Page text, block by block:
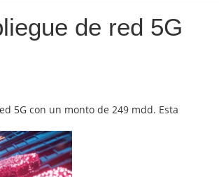
de red 5G
5G con un monto de 249 mdd. Esta